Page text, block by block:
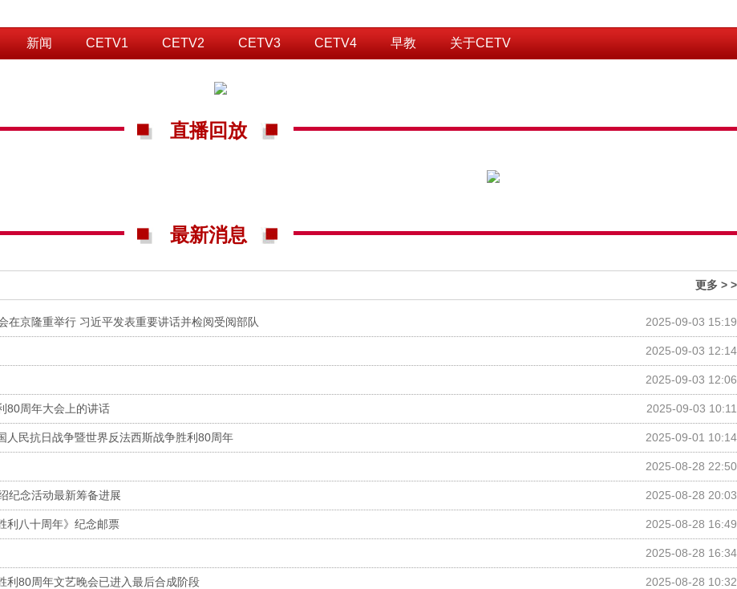
新闻 CETV1 CETV2 CETV3 CETV4 早教 关于CETV
直播回放
最新消息
更多 > >
京隆重举行 习近平发表重要讲话并检阅受阅部队 2025-09-03 15:19
2025-09-03 12:14
2025-09-03 12:06
80周年大会上的讲话 2025-09-03 10:11
民抗日战争暨世界反法西斯战争胜利80周年 2025-09-01 10:14
2025-08-28 22:50
纪念活动最新筹备进展 2025-08-28 20:03
利八十周年》纪念邮票 2025-08-28 16:49
2025-08-28 16:34
利80周年文艺晚会已进入最后合成阶段 2025-08-28 10:32